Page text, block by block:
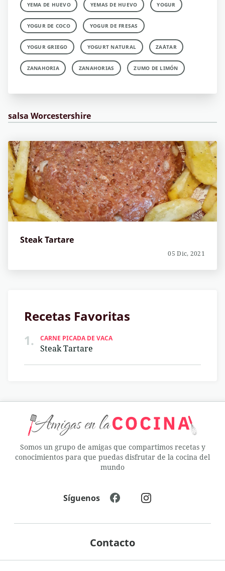
YEMA DE HUEVO YEMAS DE HUEVO YOGUR
YOGUR DE COCO YOGUR DE FRESAS
YOGUR GRIEGO YOGURT NATURAL ZA´ATAR
ZANAHORIA ZANAHORIAS ZUMO DE LIMÓN
salsa Worcestershire
Steak Tartare
05 Dic, 2021
Recetas Favoritas
1.
CARNE PICADA DE VACA
Steak Tartare
Somos un grupo de amigas que compartimos recetas y
conocimientos para que puedas disfrutar de la cocina del
mundo
Contacto
Síguenos